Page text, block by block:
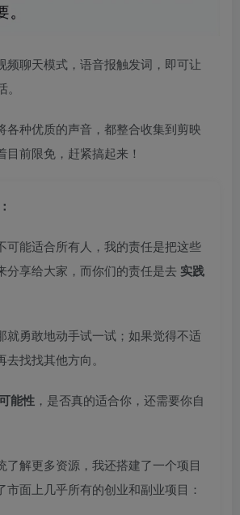
频聊天模式，语音报触发词，即可让
各种优质的声音，都整合收集到剪映
前限免，赶紧搞起来！
可能适合所有人，我的责任是把这些
分享给大家，而你们的责任是去 实践
就勇敢地动手试一试；如果觉得不适
找找其他方向。
能性 ，是否真的适合你，还需要你自
了解更多资源，我还搭建了一个项目
市面上几乎所有的创业和副业项目：